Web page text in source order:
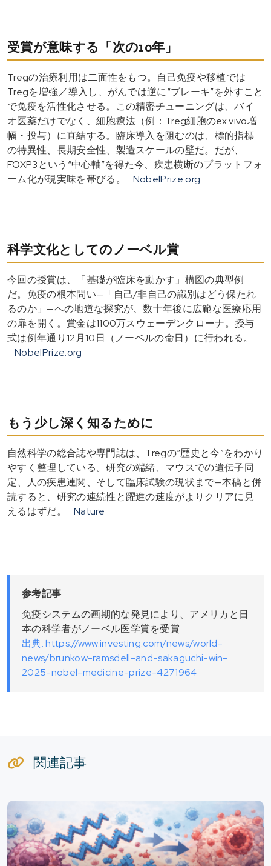
受賞が意味する「次の10年」
Tregの治療利用は二面性をもつ。自己免疫や移植では
Tregを増強／導入し、がんでは逆に“ブレーキ”を外すこと
で免疫を活性化させる。この精密チューニングは、バイ
オ医薬だけでなく、細胞療法（例：Treg細胞のex vivo増
幅・投与）に直結する。臨床導入を阻むのは、標的指標
の特異性、長期安全性、製造スケールの壁だ。だが、
FOXP3という“中心軸”を得た今、疾患横断のプラットフォ
ーム化が現実味を帯びる。
NobelPrize.org
科学文化としてのノーベル賞
今回の授賞は、「基礎が臨床を動かす」構図の典型例
だ。免疫の根本問い—「自己/非自己の識別はどう保たれ
るのか」—への地道な探究が、数十年後に広範な医療応用
の扉を開く。賞金は1100万スウェーデンクローナ。授与
式は例年通り12月10日（ノーベルの命日）に行われる。
NobelPrize.org
もう少し深く知るために
自然科学の総合誌や専門誌は、Tregの“歴史と今”をわかり
やすく整理している。研究の端緒、マウスでの遺伝子同
定、人の疾患連関、そして臨床試験の現状まで—本稿と併
読すると、研究の連続性と躍進の速度がよりクリアに見
えるはずだ。
Nature
参考記事
免疫システムの画期的な発見により、アメリカと日
本の科学者がノーベル医学賞を受賞
出典: https://www.investing.com/news/world-
news/brunkow-ramsdell-and-sakaguchi-win-
2025-nobel-medicine-prize-4271964
関連記事